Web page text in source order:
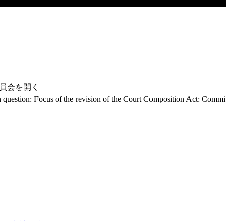
会を開く
Focus of the revision of the Court Composition Act: